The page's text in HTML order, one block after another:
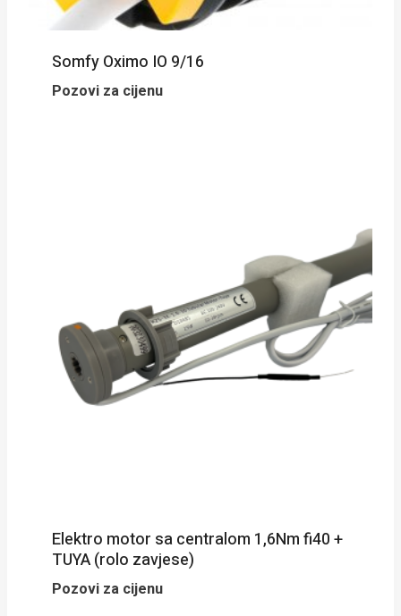
Somfy Oximo IO 9/16
Pozovi za cijenu
Elektro motor sa centralom 1,6Nm fi40 +
TUYA (rolo zavjese)
Pozovi za cijenu